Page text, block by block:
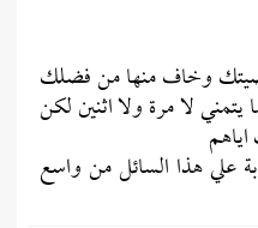
وخاف منها من فضلك
لا مرة ولا اثنين لكن
علي هذا السائل من واسع